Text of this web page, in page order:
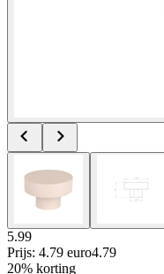
5.99
Prijs: 4.79 euro4.79
20% korting